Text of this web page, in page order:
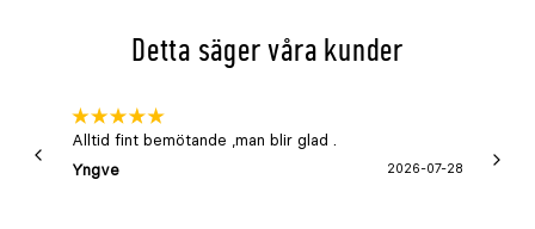
Detta säger våra kunder
Alltid fint bemötande ,man blir glad .
Yngve
2026-07-28